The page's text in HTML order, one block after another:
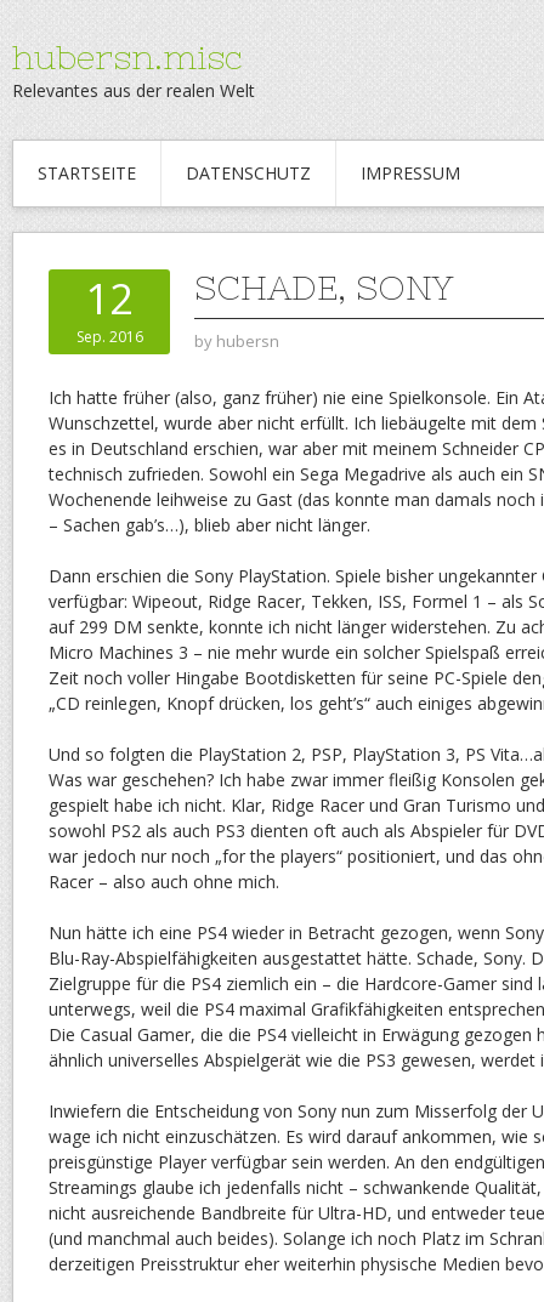
hubersn.misc
Relevantes aus der realen Welt
STARTSEITE DATENSCHUTZ IMPRESSUM
12
Sep. 2016
SCHADE, SONY
by hubersn
Ich hatte früher (also, ganz früher) nie eine Spielkonsole. Ein
Wunschzettel, wurde aber nicht erfüllt. Ich liebäugelte mit dem
es in Deutschland erschien, war aber mit meinem Schneider
technisch zufrieden. Sowohl ein Sega Megadrive als auch ein
Wochenende leihweise zu Gast (das konnte man damals noch
– Sachen gab’s…), blieb aber nicht länger.
Dann erschien die Sony PlayStation. Spiele bisher
verfügbar: Wipeout, Ridge Racer, Tekken, ISS, Formel 1 – als
auf 299 DM senkte, konnte ich nicht länger widerstehen. Zu
Micro Machines 3 – nie mehr wurde ein solcher Spielspaß
Zeit noch voller Hingabe Bootdisketten für seine PC-Spiele
„CD reinlegen, Knopf drücken, los geht’s“ auch einiges
Und so folgten die PlayStation 2, PSP, PlayStation 3, PS
Was war geschehen? Ich habe zwar immer fleißig Konsolen
gespielt habe ich nicht. Klar, Ridge Racer und Gran Turismo
sowohl PS2 als auch PS3 dienten oft auch als Abspieler für
war jedoch nur noch „for the players“ positioniert, und das
Racer – also auch ohne mich.
Nun hätte ich eine PS4 wieder in Betracht gezogen, wenn
Blu-Ray-Abspielfähigkeiten ausgestattet hätte. Schade, Sony.
Zielgruppe für die PS4 ziemlich ein – die Hardcore-Gamer sind
unterwegs, weil die PS4 maximal Grafikfähigkeiten
Die Casual Gamer, die die PS4 vielleicht in Erwägung
ähnlich universelles Abspielgerät wie die PS3 gewesen,
Inwiefern die Entscheidung von Sony nun zum Misserfolg der
wage ich nicht einzuschätzen. Es wird darauf ankommen, wie
preisgünstige Player verfügbar sein werden. An den
Streamings glaube ich jedenfalls nicht – schwankende
nicht ausreichende Bandbreite für Ultra-HD, und entweder
(und manchmal auch beides). Solange ich noch Platz im
derzeitigen Preisstruktur eher weiterhin physische Medien